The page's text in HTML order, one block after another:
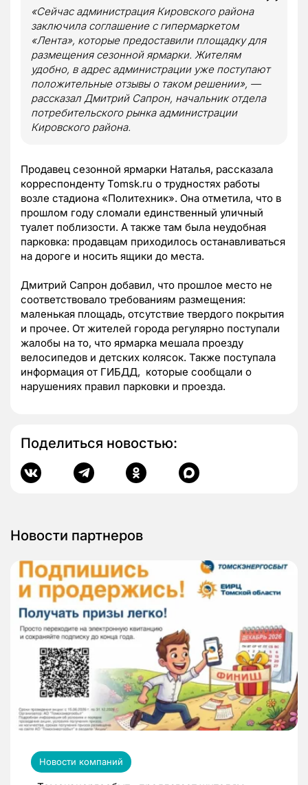
«Сейчас администрация Кировского района
заключила соглашение с гипермаркетом
«Лента», которые предоставили площадку для
размещения сезонной ярмарки. Жителям
удобно, в адрес администрации уже поступают
положительные отзывы о таком решении», —
рассказал Дмитрий Сапрон, начальник отдела
потребительского рынка администрации
Кировского района.
Продавец сезонной ярмарки Наталья, рассказала
корреспонденту Tomsk.ru о трудностях работы
возле стадиона «Политехник». Она отметила, что в
прошлом году сломали единственный уличный
туалет поблизости. А также там была неудобная
парковка: продавцам приходилось останавливаться
на дороге и носить ящики до места.
Дмитрий Сапрон добавил, что прошлое место не
соответствовало требованиям размещения:
маленькая площадь, отсутствие твердого покрытия
и прочее. От жителей города регулярно поступали
жалобы на то, что ярмарка мешала проезду
велосипедов и детских колясок. Также поступала
информация от ГИБДД, которые сообщали о
нарушениях правил парковки и проезда.
Поделиться новостью:
Новости партнеров
Новости компаний